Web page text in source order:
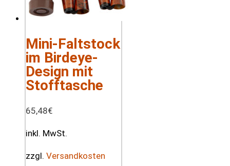
Mini-Faltstock
im Birdeye-
Design mit
Stofftasche
65,48€
inkl. MwSt.
zzgl. Versandkosten